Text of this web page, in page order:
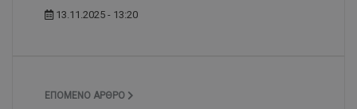
13.11.2025 - 13:20
ΕΠΌΜΕΝΟ ΆΡΘΡΟ